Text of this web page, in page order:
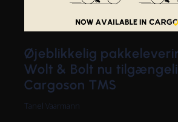
Øjeblikkelig
Wolt & Bolt nu
Cargoson TMS
Tanel Vaarmann